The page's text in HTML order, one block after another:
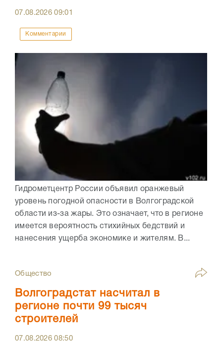
07.08.202609:01
Комментарии
Гидрометцентр России объявил оранжевый
уровень погодной опасности в Волгоградской
области из-за жары. Это означает, что в регионе
имеется вероятность стихийных бедствий и
нанесения ущерба экономике и жителям. В...
Общество
Волгоградстат насчитал в
регионе почти 99 тысяч
строителей
07.08.202608:50